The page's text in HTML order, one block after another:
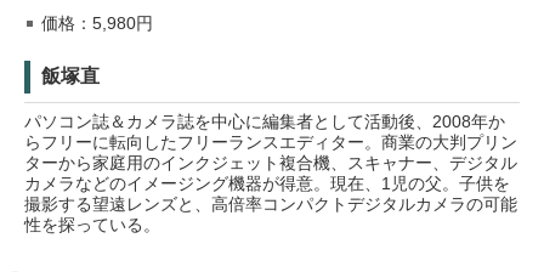
価格：5,980円
飯塚直
パソコン誌＆カメラ誌を中心に編集者として活動後、2008年か
らフリーに転向したフリーランスエディター。商業の大判プリン
ターから家庭用のインクジェット複合機、スキャナー、デジタル
カメラなどのイメージング機器が得意。現在、1児の父。子供を
撮影する望遠レンズと、高倍率コンパクトデジタルカメラの可能
性を探っている。